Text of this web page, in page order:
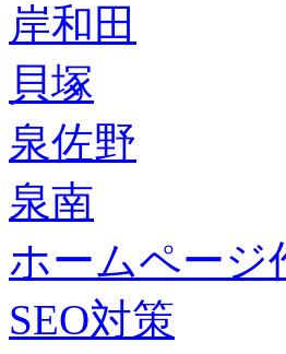
岸和田
貝塚
泉佐野
泉南
ホームページ
SEO対策